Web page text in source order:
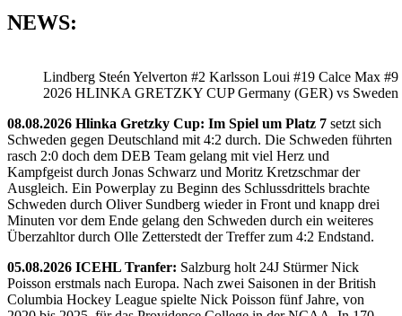
NEWS:
Lindberg Steén Yelverton #2 Karlsson Loui #19 Calce Max #9
2026 HLINKA GRETZKY CUP Germany (GER) vs Sweden
08.08.2026 Hlinka Gretzky Cup: Im Spiel um Platz 7 setzt sich
Schweden gegen Deutschland mit 4:2 durch. Die Schweden führten
rasch 2:0 doch dem DEB Team gelang mit viel Herz und
Kampfgeist durch Jonas Schwarz und Moritz Kretzschmar der
Ausgleich. Ein Powerplay zu Beginn des Schlussdrittels brachte
Schweden durch Oliver Sundberg wieder in Front und knapp drei
Minuten vor dem Ende gelang den Schweden durch ein weiteres
Überzahltor durch Olle Zetterstedt der Treffer zum 4:2 Endstand.
05.08.2026 ICEHL Tranfer: Salzburg holt 24J Stürmer Nick
Poisson erstmals nach Europa. Nach zwei Saisonen in der British
Columbia Hockey League spielte Nick Poisson fünf Jahre, von